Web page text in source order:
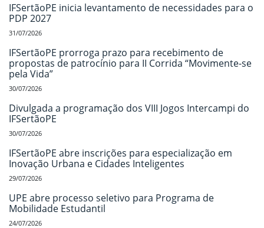
IFSertãoPE inicia levantamento de necessidades para o
PDP 2027
31/07/2026
IFSertãoPE prorroga prazo para recebimento de
propostas de patrocínio para II Corrida “Movimente-se
pela Vida”
30/07/2026
Divulgada a programação dos VIII Jogos Intercampi do
IFSertãoPE
30/07/2026
IFSertãoPE abre inscrições para especialização em
Inovação Urbana e Cidades Inteligentes
29/07/2026
UPE abre processo seletivo para Programa de
Mobilidade Estudantil
24/07/2026